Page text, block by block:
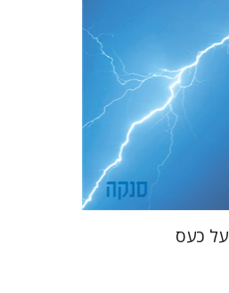
מחיר השקה
על כעס